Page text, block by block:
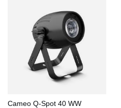
Cameo Q-Spot 40 WW